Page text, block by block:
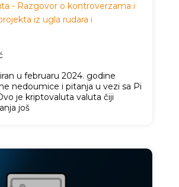
- Razgovor o kontroverzama i
iz ugla rudara i
u februaru 2024. godine
nedoumice i pitanja u vezi sa Pi
je kriptovaluta valuta čiji
još